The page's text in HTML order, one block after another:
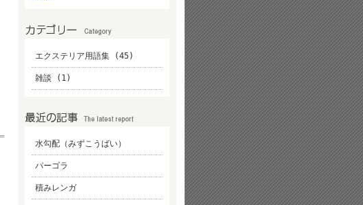
エクステリア用語集 (45)
雑談 (1)
水勾配（みずこうばい）
パーゴラ
積みレンガ